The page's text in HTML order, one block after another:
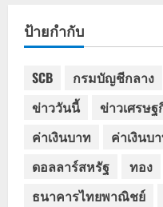
ป้ายกำกับ
SCB กรมบัญชีกลาง
ข่าววันนี้
ข่าวเศรษฐ
ค่าเงินบาท
ค่าเงินบ
ดอลลาร์สหรัฐ
ทอง
ธนาคารไทยพาณิชย์